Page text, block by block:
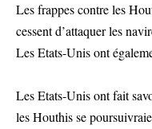
Les frappes contre les
cessent d’attaquer les
Les Etats-Unis ont
Les Etats-Unis ont fait
les Houthis se